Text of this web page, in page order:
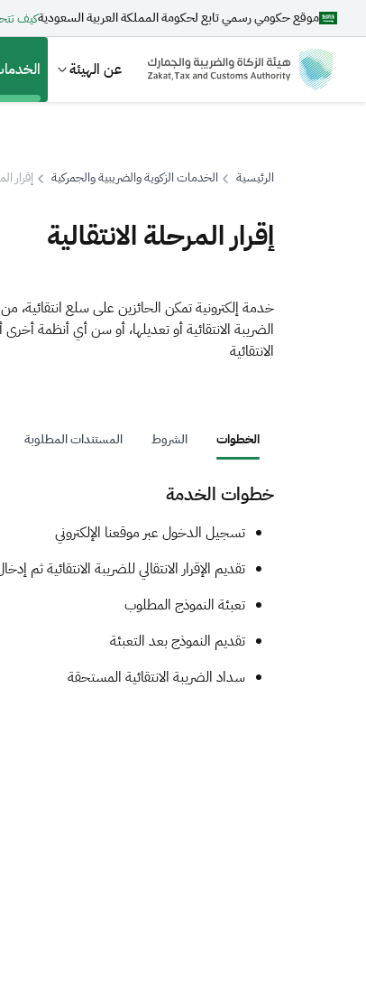
موقع حكومي رسمي تابع لحكومة المملكة العربية السعوديةكيف
عن الهيئة
اقتراحات
الزكاة الجمارك ضريبة القيمة
الرئيسية الخدمات الزكوية والضريبية والجمركية إقرار
إقرار المرحلة الانتقالية
خدمة إلكترونية تمكن الحائزين على سلع انتقائية،
الضريبة الانتقائية أو تعديلها، أو سن أي أنظمة
الانتقائية
الخطوات الشروط المستندات المطلوبة
خطوات الخدمة
​​​​تسجيل الدخول عبر موقعنا الإلكتروني
تقديم الإقرار الانتقالي للضريبة الانتقائية ثم
تعبئة النموذج المطلوب
تقديم النموذج بعد التعبئة
سداد الضريبة الانتقائية المستحقة